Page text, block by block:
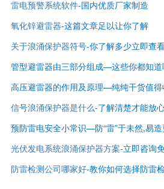
雷电预警系统软件-国内优质厂家制造
氧化锌避雷器-这篇文章足以让你了解
关于浪涌保护器符号-你了解多少立即查
管型避雷器由三部分组成—这些你都知道
高压避雷器的作用及原理—纯纯干货值得
信号浪涌保护器是什么-了解清楚才能放
预防雷电安全小常识—防“雷”于未然,易
光伏发电系统浪涌保护器方案-立即咨询
防雷检测公司哪家好-教你如何选择防雷